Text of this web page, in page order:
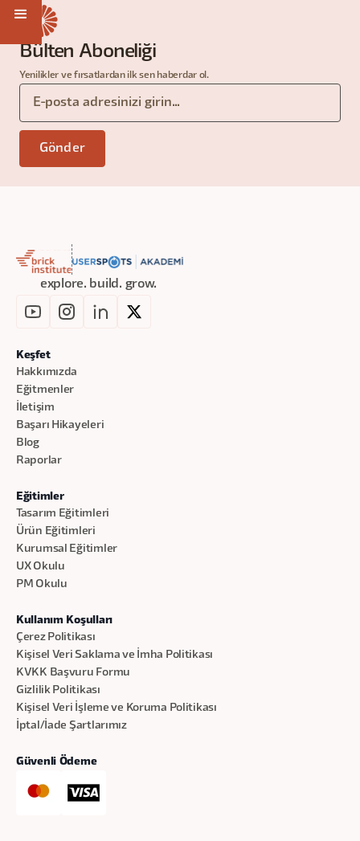
Bülten Aboneliği
Yenilikler ve fırsatlardan ilk sen haberdar ol.
explore. build. grow.
Keşfet
Hakkımızda
Eğitmenler
İletişim
Başarı Hikayeleri
Blog
Raporlar
Eğitimler
Tasarım Eğitimleri
Ürün Eğitimleri
Kurumsal Eğitimler
UX Okulu
PM Okulu
Kullanım Koşulları
Çerez Politikası
Kişisel Veri Saklama ve İmha Politikası
KVKK Başvuru Formu
Gizlilik Politikası
Kişisel Veri İşleme ve Koruma Politikası
İptal/İade Şartlarımız
Güvenli Ödeme